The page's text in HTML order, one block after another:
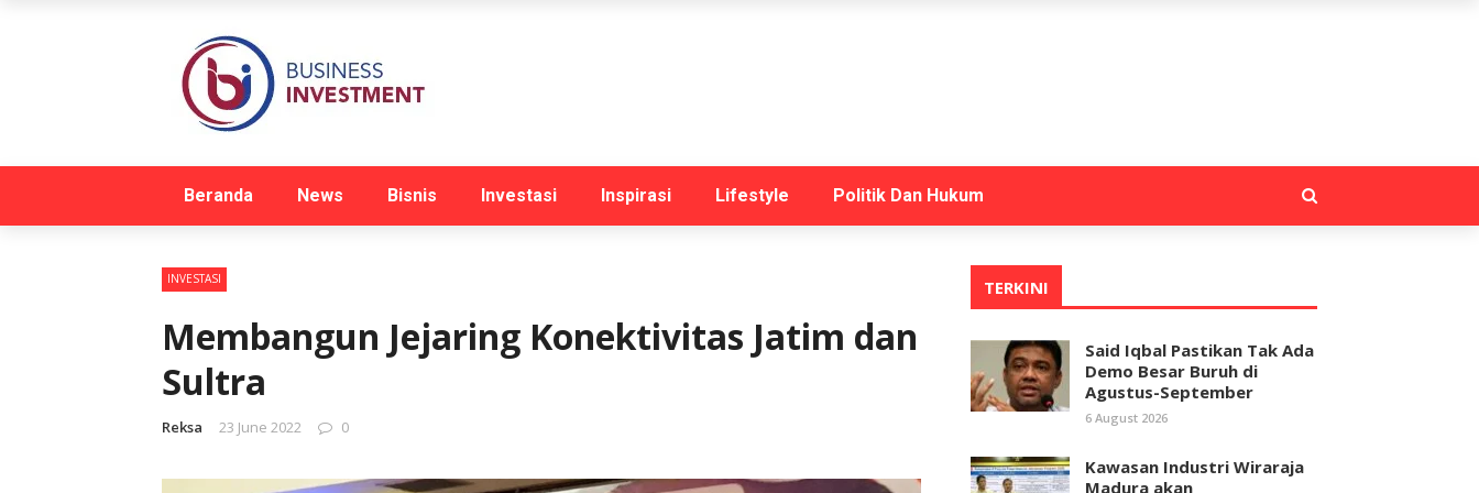
Beranda News Bisnis Investasi Inspirasi Lifestyle Politik Dan Hukum
INVESTASI
Membangun Jejaring Konektivitas Jatim dan
Sultra
Reksa 23 June 2022 0
TERKINI
Said Iqbal Pastikan Tak Ada
Demo Besar Buruh di
Agustus-September
6 August 2026
Kawasan Industri Wiraraja
Madura akan